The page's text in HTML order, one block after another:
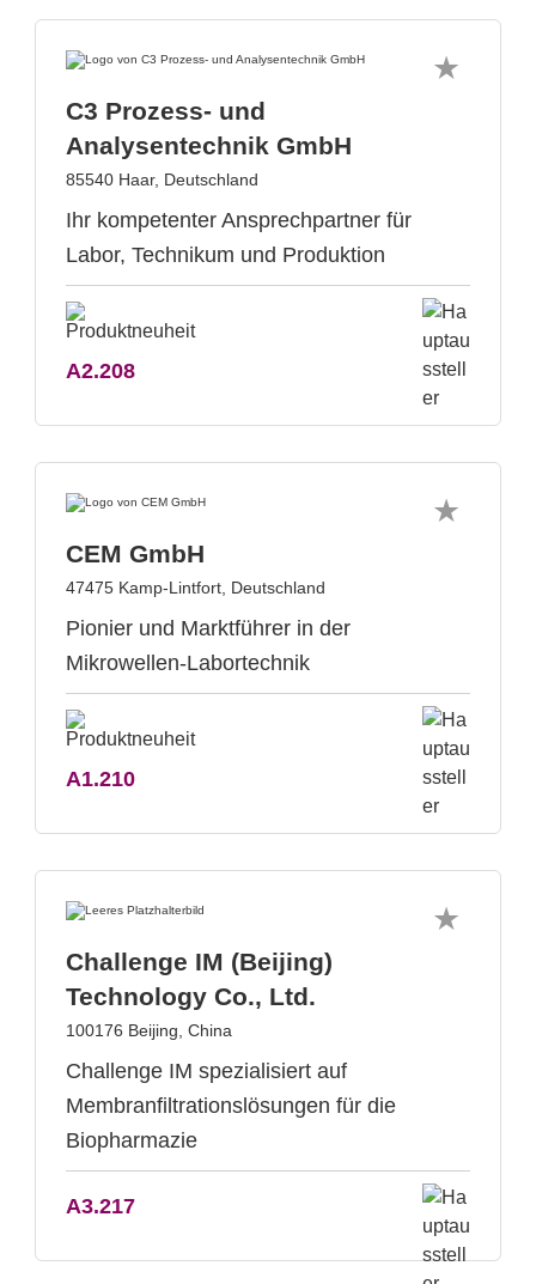
C3 Prozess- und
Analysentechnik GmbH
85540 Haar, Deutschland
Ihr kompetenter Ansprechpartner für
Labor, Technikum und Produktion
A2.208
CEM GmbH
47475 Kamp-Lintfort, Deutschland
Pionier und Marktführer in der
Mikrowellen-Labortechnik
A1.210
Challenge IM (Beijing)
Technology Co., Ltd.
100176 Beijing, China
Challenge IM spezialisiert auf
Membranfiltrationslösungen für die
Biopharmazie
A3.217